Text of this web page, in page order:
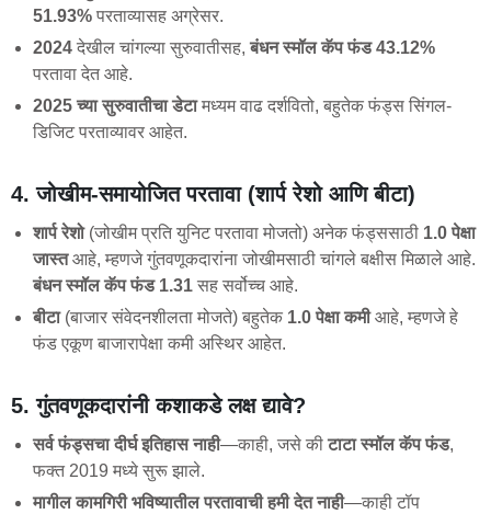
51.93% परताव्यासह अग्रेसर.
2024 देखील चांगल्या सुरुवातीसह,बंधन स्मॉल कॅप फंड 43.12%
परतावा देत आहे.
2025 च्या सुरुवातीचा डेटामध्यम वाढ दर्शवितो, बहुतेक फंड्स सिंगल-
डिजिट परताव्यावर आहेत.
4. जोखीम-समायोजित परतावा (शार्प रेशो आणि बीटा)
शार्प रेशो(जोखीम प्रति युनिट परतावा मोजतो) अनेक फंड्ससाठी 1.0 पेक्षा
जास्तआहे, म्हणजे गुंतवणूकदारांना जोखीमसाठी चांगले बक्षीस मिळाले आहे.
बंधन स्मॉल कॅप फंड 1.31 सह सर्वोच्च आहे.
बीटा(बाजार संवेदनशीलता मोजते) बहुतेक 1.0 पेक्षा कमीआहे, म्हणजे हे
फंड एकूण बाजारापेक्षा कमी अस्थिर आहेत.
5. गुंतवणूकदारांनी कशाकडे लक्ष द्यावे?
सर्व फंड्सचा दीर्घ इतिहास नाही—काही, जसे कीटाटा स्मॉल कॅप फंड,
फक्त 2019 मध्ये सुरू झाले.
मागील कामगिरी भविष्यातील परतावाची हमी देत नाही—काही टॉप